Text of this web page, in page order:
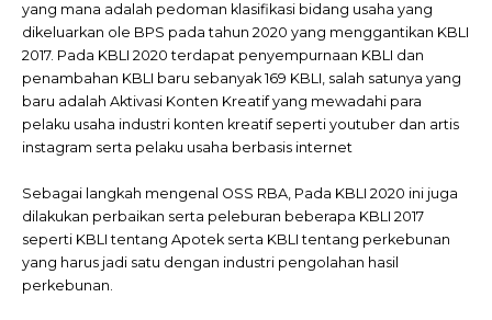
yang mana adalah pedoman klasifikasi bidang usaha yang
dikeluarkan ole BPS pada tahun 2020 yang menggantikan KBLI
2017. Pada KBLI 2020 terdapat penyempurnaan KBLI dan
penambahan KBLI baru sebanyak 169 KBLI, salah satunya yang
baru adalah Aktivasi Konten Kreatif yang mewadahi para
pelaku usaha industri konten kreatif seperti youtuber dan artis
instagram serta pelaku usaha berbasis internet
Sebagai langkah mengenal OSS RBA, Pada KBLI 2020 ini juga
dilakukan perbaikan serta peleburan beberapa KBLI 2017
seperti KBLI tentang Apotek serta KBLI tentang perkebunan
yang harus jadi satu dengan industri pengolahan hasil
perkebunan.